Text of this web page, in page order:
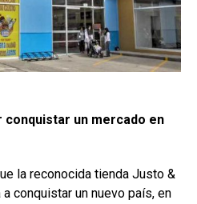
conquistar un mercado en
la reconocida tienda Justo &
conquistar un nuevo país, en